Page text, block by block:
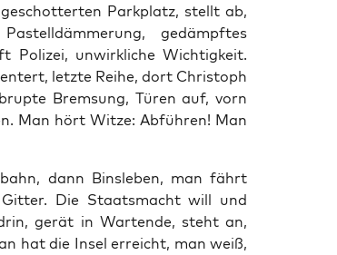
Park­platz, stellt ab,
gedämpf­tes
Poli­zei, unwirk­li­che Wich­tig­keit.
letz­te Rei­he, dort Chris­toph
Brem­sung, Türen auf, vorn
Man hört Wit­ze: Abfüh­ren! Man
dann Bins­le­ben, man fährt
Die Staats­macht will und
gerät in War­ten­de, steht an,
hat die Insel erreicht, man weiß,